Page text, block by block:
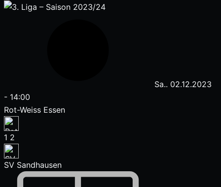
Sa.. 02.12.2023
- 14:00
Rot-Weiss Essen
1 2
SV Sandhausen